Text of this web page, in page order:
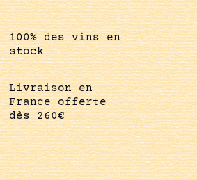
100% des vins en
stock
Livraison en
France offerte
dès 260€